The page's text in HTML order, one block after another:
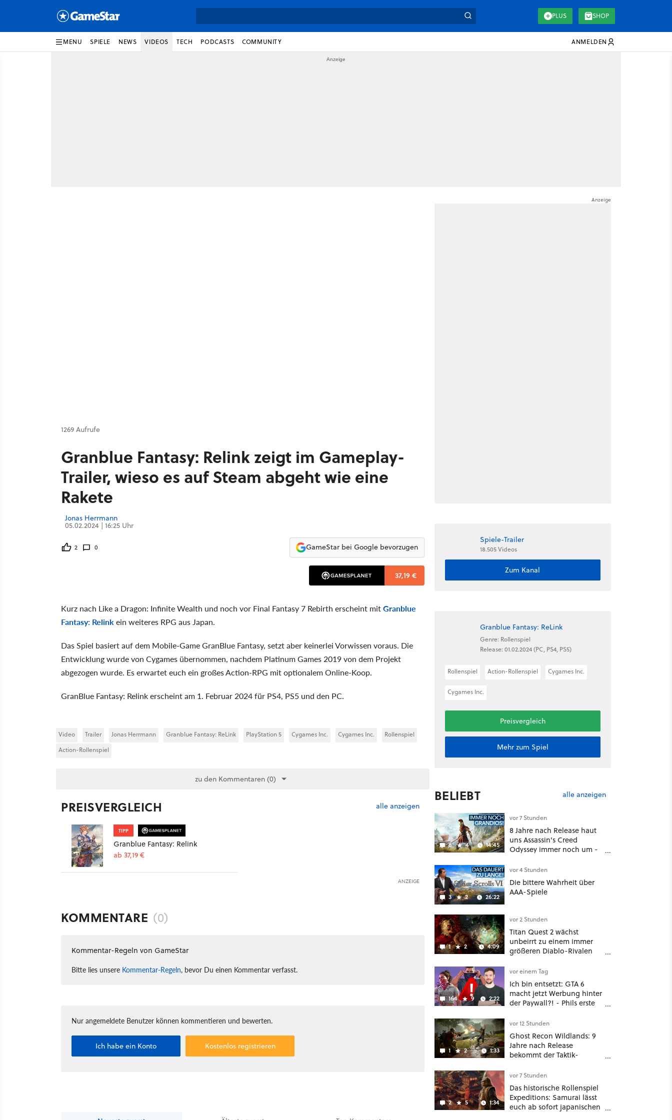
PLUS SHOP
MENU SPIELE NEWS VIDEOS TECH PODCASTS COMMUNITY ANMELDEN
1269 Aufrufe
Granblue Fantasy: Relink zeigt im Gameplay-
Trailer, wieso es auf Steam abgeht wie eine
Rakete
Jonas Herrmann
05.02.2024 | 16:25 Uhr
2 0 GameStar bei Google bevorzugen
37,19 €
Kurz nach Like a Dragon: Infinite Wealth und noch vor Final Fantasy 7 Rebirth erscheint mitGranblue
Fantasy: Relinkein weiteres RPG aus Japan.
Das Spiel basiert auf dem Mobile-Game GranBlue Fantasy, setzt aber keinerlei Vorwissen voraus. Die
Entwicklung wurde von Cygames übernommen, nachdem Platinum Games 2019 von dem Projekt
abgezogen wurde. Es erwartet euch ein großes Action-RPG mit optionalem Online-Koop.
GranBlue Fantasy: Relink erscheint am 1. Februar 2024 für PS4, PS5 und den PC.
Video Trailer Jonas Herrmann Granblue Fantasy: ReLink PlayStation 5 Cygames Inc. Cygames Inc.
Rollenspiel
Action-Rollenspiel
zu den Kommentaren (0)
PREISVERGLEICH alle anzeigen
TIPP
Granblue Fantasy: Relink
ab 37,19 €
ANZEIGE
KOMMENTARE (0)
Kommentar-Regeln von GameStar
Bitte lies unsere Kommentar-Regeln, bevor Du einen Kommentar verfasst.
Nur angemeldete Benutzer können kommentieren und bewerten.
Ich habe ein Konto Kostenlos registrieren
Spiele-Trailer
18.505 Videos
Zum Kanal
Granblue Fantasy: ReLink
Genre: Rollenspiel
Release: 01.02.2024 (PC, PS4, PS5)
Rollenspiel Action-Rollenspiel Cygames Inc.
Cygames Inc.
Preisvergleich
Mehr zum Spiel
BELIEBT alle anzeigen
6 4 14:45
vor 7 Stunden
8 Jahre nach Release haut
uns Assassin's Creed
Odyssey immer noch um -
3 2 26:22
vor 4 Stunden
Die bittere Wahrheit über
AAA-Spiele
1 2 4:09
vor 2 Stunden
Titan Quest 2 wächst
unbeirrt zu einem immer
größeren Diablo-Rivalen
sogar eine richtige
Beschwörer-Klasse
164 9 2:22
vor einem Tag
Ich bin entsetzt: GTA 6
macht jetzt Werbung hinter
der Paywall?! - Phils erste
Deal
1 2 1:33
vor 12 Stunden
Ghost Recon Wildlands: 9
Jahre nach Release
bekommt der Taktik-
nochmal ein dickes Update
2 5 1:34
vor 7 Stunden
Das historische Rollenspiel
Expeditions: Samurai lässt
euch ab sofort japanischen